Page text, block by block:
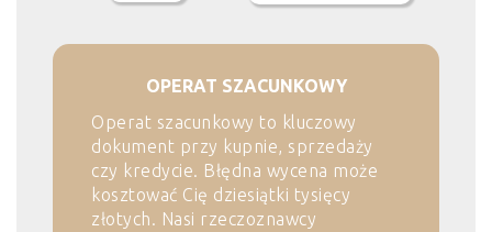
OPERAT SZACUNKOWY
Operat szacunkowy to kluczowy
dokument przy kupnie, sprzedaży
czy kredycie. Błędna wycena może
kosztować Cię dziesiątki tysięcy
złotych. Nasi rzeczoznawcy